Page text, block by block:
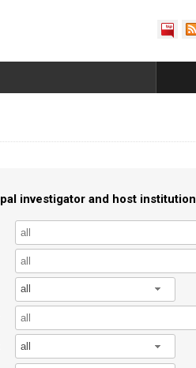
investigator and host institution
all
all